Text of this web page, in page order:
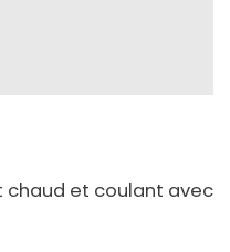
chaud et coulant avec